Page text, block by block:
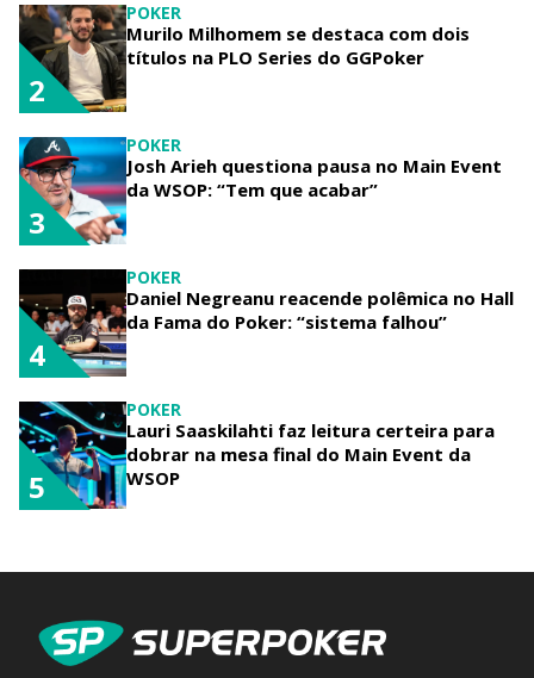
POKER
Murilo Milhomem se destaca com dois
títulos na PLO Series do GGPoker
2
POKER
Josh Arieh questiona pausa no Main Event
da WSOP: “Tem que acabar”
3
POKER
Daniel Negreanu reacende polêmica no Hall
da Fama do Poker: “sistema falhou”
4
POKER
Lauri Saaskilahti faz leitura certeira para
dobrar na mesa final do Main Event da
WSOP
5